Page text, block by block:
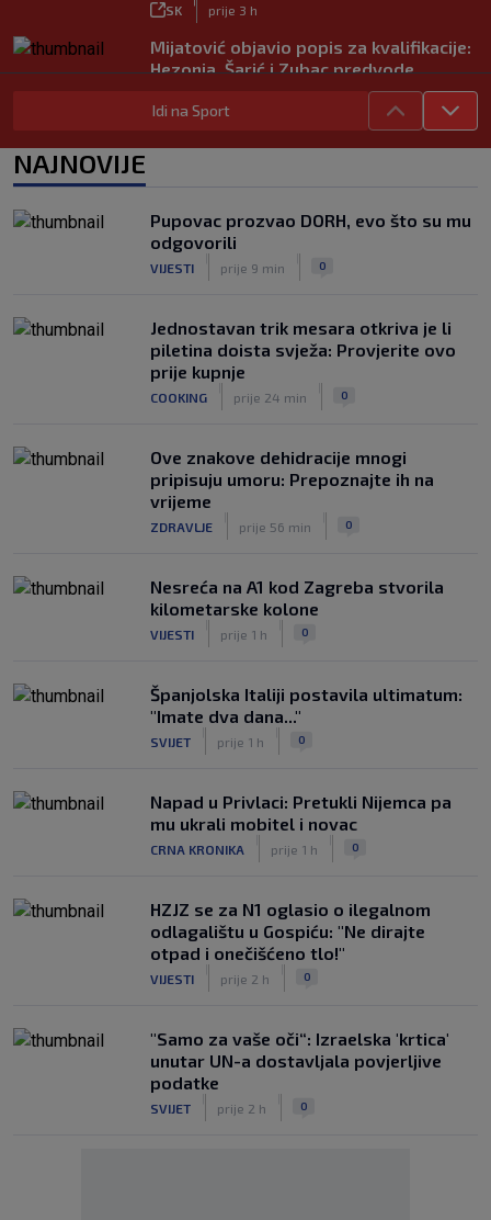
SK prije 3 h
Mijatović objavio popis za kvalifikacije:
Hezonja, Šarić i Zubac predvode
SK
|
prije 4 h
Benfica ponovno želi Šutala?
SK prije 7 h
Znate li kad je Hajduk u Europi zadnji
put dao pet golova? Igrali su Vlašić i
SK prije 8 h
Idi na Sport
NAJNOVIJE
Pupovac prozvao DORH, evo što su mu
odgovorili
VIJESTI prije 9 min 0
Jednostavan trik mesara otkriva je li
piletina doista svježa: Provjerite ovo
prije kupnje
COOKING prije 24 min 0
Ove znakove dehidracije mnogi
pripisuju umoru: Prepoznajte ih na
vrijeme
ZDRAVLJE prije 56 min 0
Nesreća na A1 kod Zagreba stvorila
kilometarske kolone
VIJESTI prije 1 h 0
Španjolska Italiji postavila ultimatum:
"Imate dva dana..."
SVIJET prije 1 h 0
Napad u Privlaci: Pretukli Nijemca pa
mu ukrali mobitel i novac
CRNA KRONIKA prije 1 h 0
HZJZ se za N1 oglasio o ilegalnom
odlagalištu u Gospiću: "Ne dirajte
otpad i onečišćeno tlo!"
VIJESTI prije 2 h 0
"Samo za vaše oči“: Izraelska 'krtica'
unutar UN-a dostavljala povjerljive
podatke
SVIJET prije 2 h 0